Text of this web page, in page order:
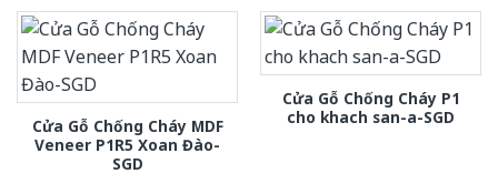
Cửa Gỗ Chống Cháy MDF
Veneer P1R5 Xoan Đào-
SGD
Cửa Gỗ Chống Cháy P1
cho khach san-a-SGD